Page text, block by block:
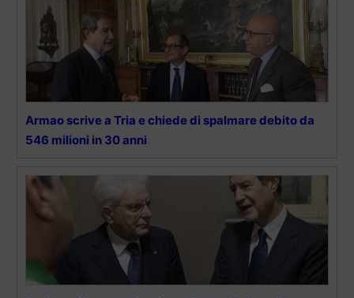
Armao scrive a Tria e chiede di spalmare debito da
546 milioni in 30 anni